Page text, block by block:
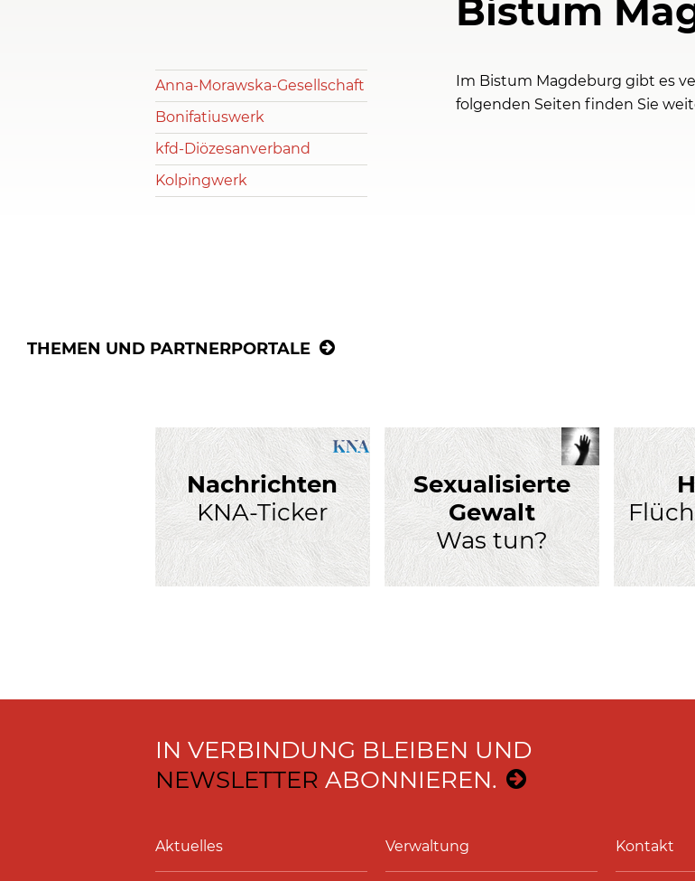
Anna-Morawska-Gesellschaft
Bonifatiuswerk
kfd-Diözesanverband
Kolpingwerk
Bistum
Im Bistum Magdeburg gibt es
folgenden Seiten finden Sie
THEMEN UND PARTNERPORTALE
Nachrichten
KNA-Ticker
Sexualisierte
Gewalt
Was tun?
IN VERBINDUNG BLEIBEN UND
NEWSLETTER ABONNIEREN.
Aktuelles Verwaltung Kontakt